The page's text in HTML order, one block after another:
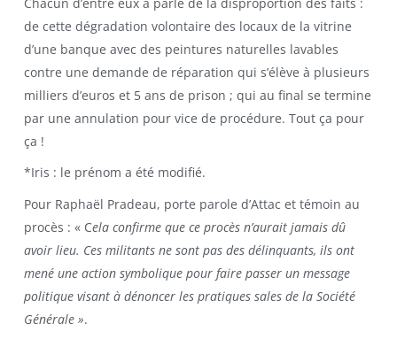
de cette dégradation volontaire des locaux de la vitrine
d’une banque avec des peintures naturelles lavables
contre une demande de réparation qui s’élève à plusieurs
milliers d’euros et 5 ans de prison ; qui au final se termine
par une annulation pour vice de procédure. Tout ça pour
ça !
*Iris : le prénom a été modifié.
Pour Raphaël Pradeau, porte parole d’Attac et témoin au
procès : « Cela confirme que ce procès n’aurait jamais dû
avoir lieu. Ces militants ne sont pas des délinquants, ils ont
mené une action symbolique pour faire passer un message
politique visant à dénoncer les pratiques sales de la Société
Générale ».